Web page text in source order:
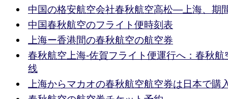
中国の格安航空会社春秋航空高松―上海、期
中国春秋航空のフライト便時刻表
上海ー香港間の春秋航空の航空券
春秋航空上海-佐賀フライト便運行へ：春秋
线
上海からマカオの春秋航空航空券は日本で購